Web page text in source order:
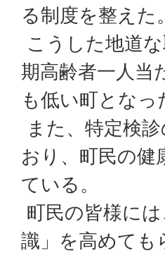
る制度を整えた。
こうした地道
期高齢者一人当
も低い町となっ
また、特定検
おり、町民の健
ている。
町民の皆様に
識」を高めても